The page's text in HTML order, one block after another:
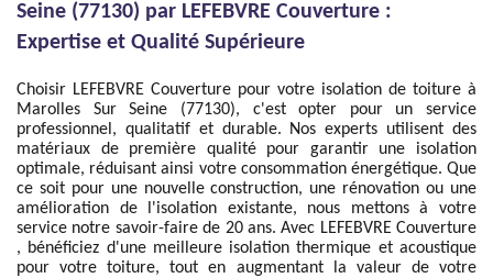
Seine (77130) par LEFEBVRE Couverture :
Expertise et Qualité Supérieure
Choisir LEFEBVRE Couverture pour votre isolation de toiture à
Marolles Sur Seine (77130), c'est opter pour un service
professionnel, qualitatif et durable. Nos experts utilisent des
matériaux de première qualité pour garantir une isolation
optimale, réduisant ainsi votre consommation énergétique. Que
ce soit pour une nouvelle construction, une rénovation ou une
amélioration de l'isolation existante, nous mettons à votre
service notre savoir-faire de 20 ans. Avec LEFEBVRE Couverture
, bénéficiez d'une meilleure isolation thermique et acoustique
pour votre toiture, tout en augmentant la valeur de votre